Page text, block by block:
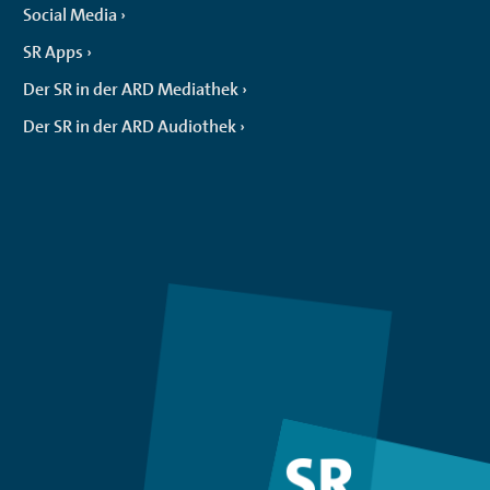
Social Media
SR Apps
Der SR in der ARD Mediathek
Der SR in der ARD Audiothek